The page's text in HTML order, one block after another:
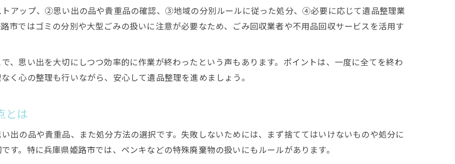
遺品整理前に必要な準備リストを作成
遺品整理の準備で重要な確認事項とは
遺品整理におけるスプレー缶の扱い方
ペンキなど特殊品の遺品整理時の注意点
アップ、②思い出の品や貴重品の確認、③地域の分別ルールに従った処分、④必要に応じて遺品整理業
市ではゴミの分別や大型ごみの扱いに注意が必要なため、ごみ回収業者や不用品回収サービスを活用す
、思い出を大切にしつつ効率的に作業が終わったという声もあります。ポイントは、一度に全てを終わ
く心の整理も行いながら、安心して遺品整理を進めましょう。
とは
出の品や貴重品、また処分方法の選択です。失敗しないためには、まず捨ててはいけないものや処分に
す。特に兵庫県姫路市では、ペンキなどの特殊廃棄物の扱いにもルールがあります。